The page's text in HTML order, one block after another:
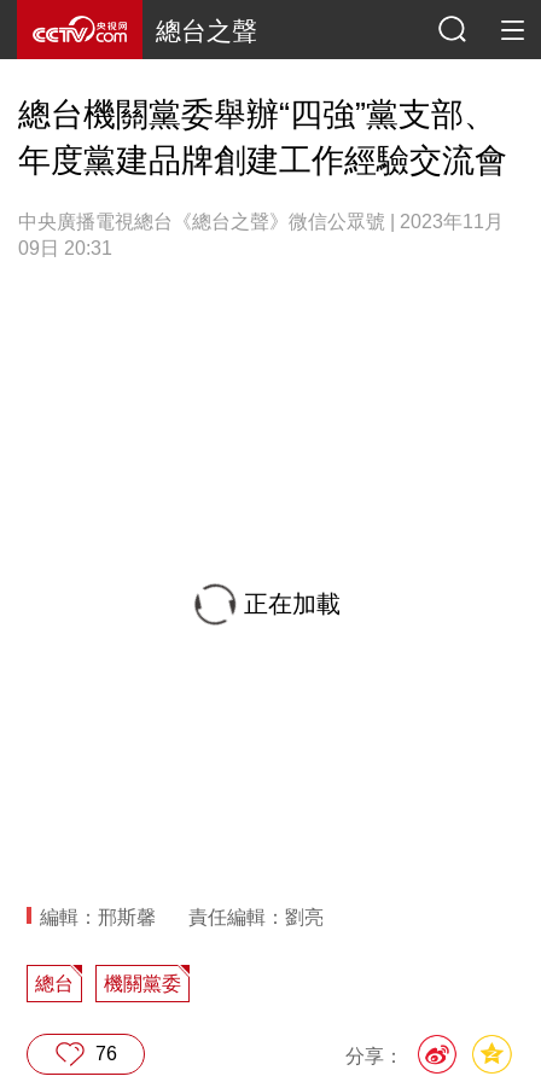
總台之聲
總台機關黨委舉辦“四強”黨支部、
年度黨建品牌創建工作經驗交流會
中央廣播電視總台《總台之聲》微信公眾號 | 2023年11月
09日 20:31
正在加載
編輯：邢斯馨 責任編輯：劉亮
總台 機關黨委
分享：
76